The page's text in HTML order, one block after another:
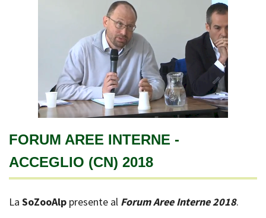
FORUM AREE INTERNE -
ACCEGLIO (CN) 2018
La SoZooAlp presente al Forum Aree Interne 2018.